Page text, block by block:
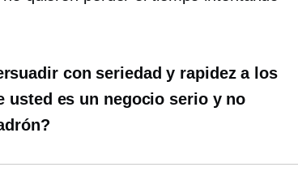
con seriedad y rapidez a los
usted es un negocio serio y no